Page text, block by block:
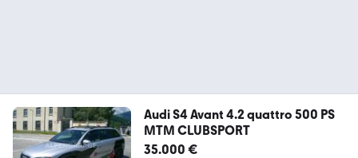
Audi S4 Avant 4.2 quattro 500 PS
MTM CLUBSPORT
35.000 €